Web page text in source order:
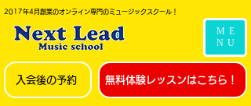
2017年4月創業のオンライン専門のミュージックスクール！
ME
NU
入会後の予約 無料体験レッスンはこちら！